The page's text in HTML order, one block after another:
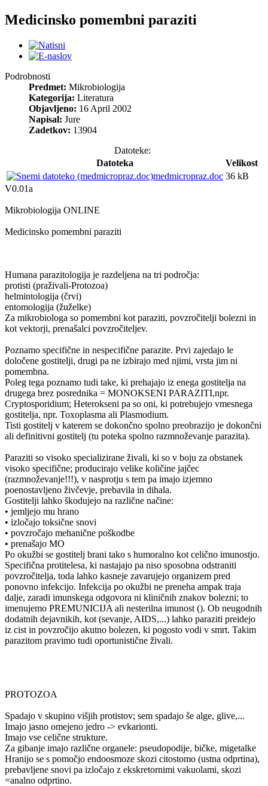
Medicinsko pomembni paraziti
Podrobnosti
Predmet: Mikrobiologija
Kategorija: Literatura
Objavljeno: 16 April 2002
Napisal: Jure
Zadetkov: 13904
Datoteke:
Datoteka
Velikost
medmicropraz.doc 36 kB
V0.01a
Mikrobiologija ONLINE
Medicinsko pomembni paraziti
Humana parazitologija je razdeljena na tri področja:
protisti (praživali-Protozoa)
helmintologija (črvi)
entomologija (žuželke)
Za mikrobiologa so pomembni kot paraziti, povzročitelji bolezni in
kot vektorji, prenašalci povzročiteljev.
Poznamo specifične in nespecifične parazite. Prvi zajedajo le
določene gostitelji, drugi pa ne izbirajo med njimi, vrsta jim ni
pomembna.
Poleg tega poznamo tudi take, ki prehajajo iz enega gostitelja na
drugega brez posrednika = MONOKSENI PARAZITI,npr.
Cryptosporidium; Heterokseni pa so oni, ki potrebujejo vmesnega
gostitelja, npr. Toxoplasma ali Plasmodium.
Tisti gostitelj v katerem se dokončno spolno preobrazijo je dokončni
ali definitivni gostitelj (tu poteka spolno razmnoževanje parazita).
Paraziti so visoko specializirane živali, ki so v boju za obstanek
visoko specifične; producirajo velike količine jajčec
(razmnoževanje!!!), v nasprotju s tem pa imajo izjemno
poenostavljeno živčevje, prebavila in dihala.
Gostitelji lahko škodujejo na različne načine:
• jemljejo mu hrano
• izločajo toksične snovi
• povzročajo mehanične poškodbe
• prenašajo MO
Po okužbi se gostitelj brani tako s humoralno kot celično imunostjo.
Specifična protitelesa, ki nastajajo pa niso sposobna odstraniti
povzročitelja, toda lahko kasneje zavarujejo organizem pred
ponovno infekcijo. Infekcija po okužbi ne preneha ampak traja
dalje, zaradi imunskega odgovora ni kliničnih znakov bolezni; to
imenujemo PREMUNICIJA ali nesterilna imunost (). Ob neugodnih
dodatnih dejavnikih, kot (sevanje, AIDS,...) lahko paraziti preidejo
iz cist in povzročijo akutno bolezen, ki pogosto vodi v smrt. Takim
parazitom pravimo tudi oportunistične živali.
PROTOZOA
Spadajo v skupino višjih protistov; sem spadajo še alge, glive,...
Imajo jasno omejeno jedro -> evkarionti.
Imajo vse celične strukture.
Za gibanje imajo različne organele: pseudopodije, bičke, migetalke
Hranijo se s pomočjo endoosmoze skozi citostomo (ustna odprtina),
prebavljene snovi pa izločajo z ekskretornimi vakuolami, skozi
=analno odprtino.